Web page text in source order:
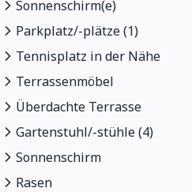
Sonnenschirm(e)
Parkplatz/-plätze (1)
Tennisplatz in der Nähe
Terrassenmöbel
Überdachte Terrasse
Gartenstuhl/-stühle (4)
Sonnenschirm
Rasen